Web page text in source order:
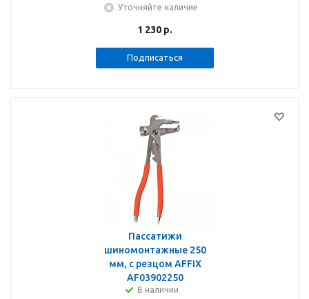
Уточняйте наличие
1 230 р.
Подписаться
Пассатижи
шиномонтажные 250
мм, с резцом AFFIX
AF03902250
В наличии